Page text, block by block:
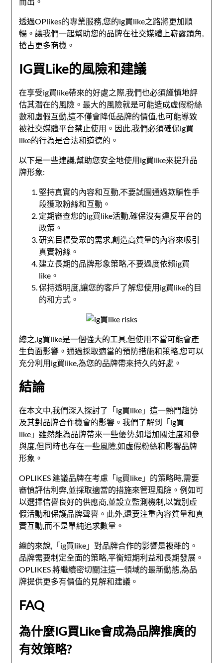
透過OPlikes的專業服務,您的ig買like之路將更加順
暢。讓我們一起幫助您的品牌在社交媒體上嶄露頭角,
搶占更多商機。
IG買Like的風險和建議
在享受ig買like帶來的好處之際,我們也必須謹慎地評
估其潛在的風險。最大的風險就是可能造成虛假粉絲
數和虛假互動,這不僅會降低品牌的價值,也可能導致
被社交媒體平台禁止使用。因此,我們必須確保ig買
like的行為是合法和道德的。
以下是一些建議,幫助您安全地使用ig買like來提升品
牌形象:
堅持真實的內容和互動,不要試圖通過欺騙性手
段獲取粉絲和互動。
定期審查您的ig買like活動,確保沒有違反平台的
政策。
研究目標受眾的需求,創造高質量的內容來吸引
真實粉絲。
建立長期的品牌形象策略,不要過度依賴ig買
like。
保持透明度,讓您的客戶了解您使用ig買like的目
的和方式。
總之,ig買like是一個強大的工具,但使用不當可能會產
生負面影響。通過採取適當的預防措施和策略,您可以
充分利用ig買like,為您的品牌帶來持久的好處。
結論
在本文中,我們深入探討了「ig買like」這一熱門趨勢
及其對品牌合作機會的影響。我們了解到「ig買
like」雖然能為品牌帶來一些優勢,如增加關注度和參
與度,但同時也存在一些風險,如虛假粉絲和影響品牌
形象。
OPLIKES 建議品牌在考慮「ig買like」的策略時,需要
審慎評估利弊,並採取適當的措施來管理風險。例如可
以選擇信譽良好的供應商,並設立監測機制,以識別虛
假活動和保護品牌聲譽。此外,還要注重內容質量和真
實互動,而不是單純追求數量。
總的來說,「ig買like」對品牌合作的影響是複雜的。
品牌需要制定全面的策略,平衡短期利益和長期發展。
OPLIKES 將繼續密切關注這一領域的最新動態,為品
牌提供更多有價值的見解和建議。
FAQ
為什麼IG買Like會成為品牌推廣的
有效策略?